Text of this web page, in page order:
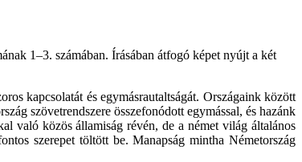
1–3. számában. Írásában átfogó képet nyújt a két
kapcsolatát és egymásrautaltságát. Országaink között
szövetrendszere összefonódott egymással, és hazánk
való közös államiság révén, de a német világ általános
szerepet töltött be. Manapság mintha Németország